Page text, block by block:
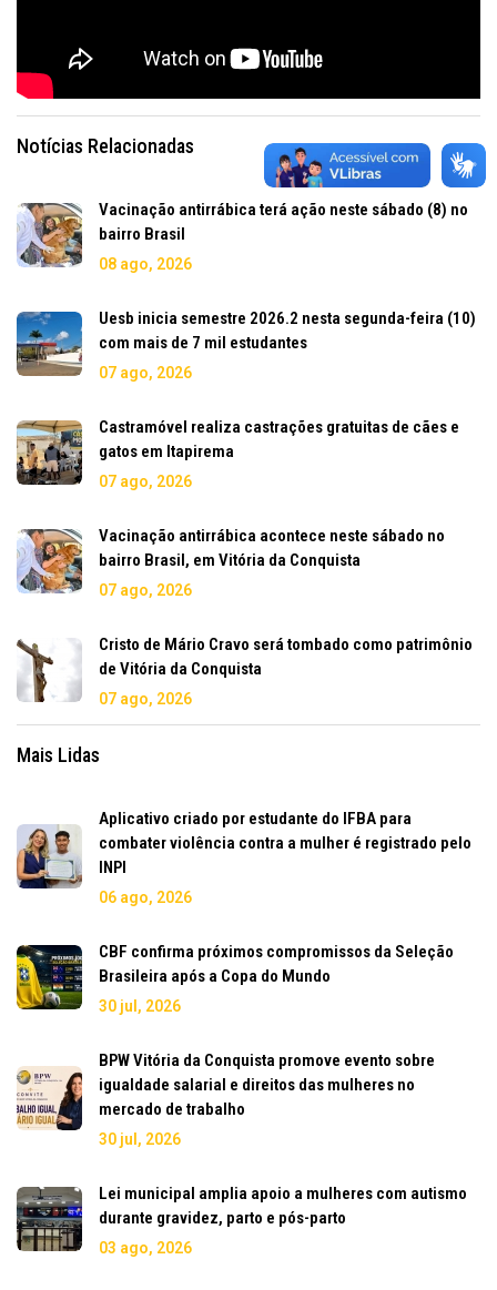
Notícias Relacionadas
Vacinação antirrábica terá ação neste sábado (8) no
bairro Brasil
08 ago, 2026
Uesb inicia semestre 2026.2 nesta segunda-feira (10)
com mais de 7 mil estudantes
07 ago, 2026
Castramóvel realiza castrações gratuitas de cães e
gatos em Itapirema
07 ago, 2026
Vacinação antirrábica acontece neste sábado no
bairro Brasil, em Vitória da Conquista
07 ago, 2026
Cristo de Mário Cravo será tombado como patrimônio
de Vitória da Conquista
07 ago, 2026
Mais Lidas
Aplicativo criado por estudante do IFBA para
combater violência contra a mulher é registrado pelo
INPI
06 ago, 2026
CBF confirma próximos compromissos da Seleção
Brasileira após a Copa do Mundo
30 jul, 2026
BPW Vitória da Conquista promove evento sobre
igualdade salarial e direitos das mulheres no
mercado de trabalho
30 jul, 2026
Lei municipal amplia apoio a mulheres com autismo
durante gravidez, parto e pós-parto
03 ago, 2026